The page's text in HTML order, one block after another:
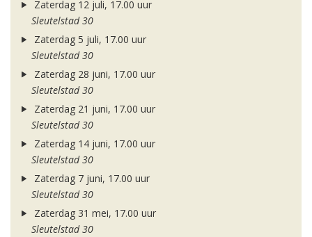
Zaterdag 12 juli, 17.00 uur
Sleutelstad 30
Zaterdag 5 juli, 17.00 uur
Sleutelstad 30
Zaterdag 28 juni, 17.00 uur
Sleutelstad 30
Zaterdag 21 juni, 17.00 uur
Sleutelstad 30
Zaterdag 14 juni, 17.00 uur
Sleutelstad 30
Zaterdag 7 juni, 17.00 uur
Sleutelstad 30
Zaterdag 31 mei, 17.00 uur
Sleutelstad 30